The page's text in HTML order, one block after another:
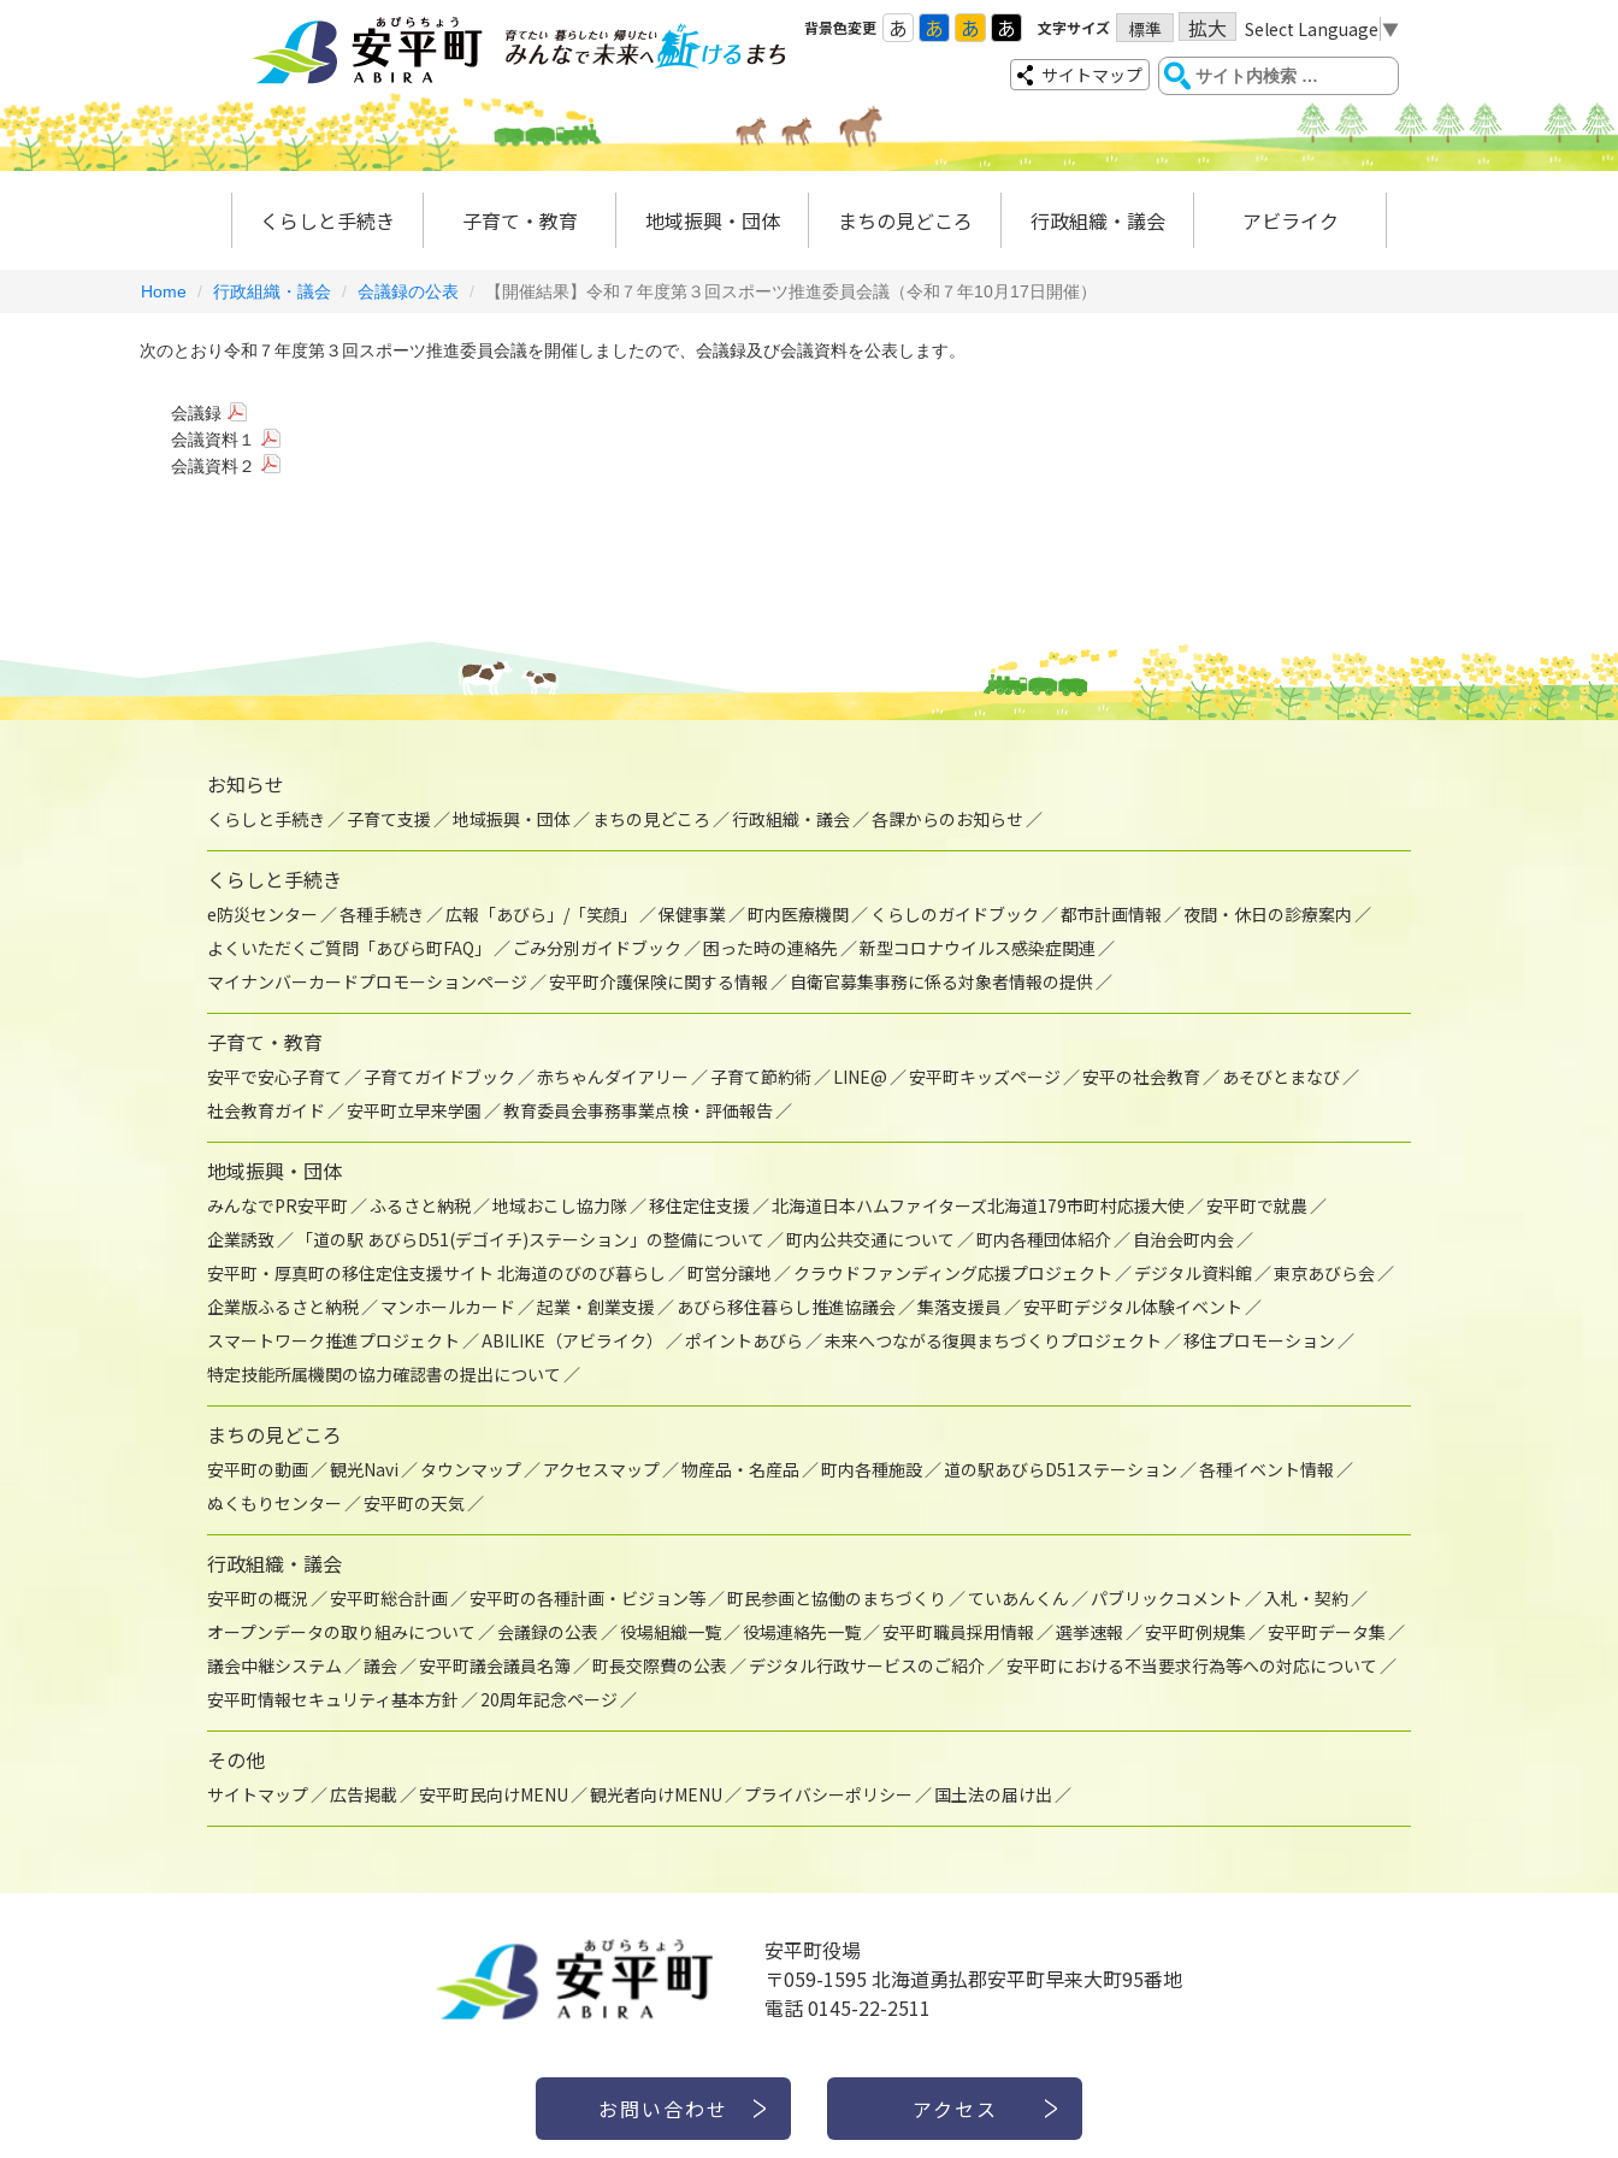
背景色変更 あ あ あ あ 文字サイズ 標準 拡大 Select Language ▼
サイトマップ
くらしと手続き 子育て・教育 地域振興・団体 まちの見どころ 行政組織・議会 アビライク
Home 行政組織・議会 会議録の公表 【開催結果】令和７年度第３回スポーツ推進委員会議（令和７年10月17日開催）
次のとおり令和７年度第３回スポーツ推進委員会議を開催しましたので、会議録及び会議資料を公表します。
会議録
会議資料１
会議資料２
お知らせ
くらしと手続き 子育て支援 地域振興・団体 まちの見どころ 行政組織・議会 各課からのお知らせ
くらしと手続き
e防災センター 各種手続き 広報「あびら」/「笑顔」 保健事業 町内医療機関 くらしのガイドブック 都市計画情報
夜間・休日の診療案内
よくいただくご質問「あびら町FAQ」
ごみ分別ガイドブック 困った時の連絡先
新型コロナウイルス感染症関連
マイナンバーカードプロモーションページ
安平町介護保険に関する情報 自衛官募集事務に係る対象者情報の提供
子育て・教育
安平で安心子育て 子育てガイドブック 赤ちゃんダイアリー 子育て節約術 LINE@ 安平町キッズページ 安平の社会教育
あそびとまなび
社会教育ガイド
安平町立早来学園 教育委員会事務事業点検・評価報告
地域振興・団体
みんなでPR安平町 ふるさと納税 地域おこし協力隊 移住定住支援 北海道日本ハムファイターズ北海道179市町村応援大使
安平町で就農
企業誘致
「道の駅 あびらD51(デゴイチ)ステーション」の整備について 町内公共交通について 町内各種団体紹介
自治会町内会
安平町・厚真町の移住定住支援サイト 北海道のびのび暮らし
町営分譲地 クラウドファンディング応援プロジェクト デジタル資料館
東京あびら会
企業版ふるさと納税
マンホールカード 起業・創業支援 あびら移住暮らし推進協議会 集落支援員
安平町デジタル体験イベント
スマートワーク推進プロジェクト
ABILIKE（アビライク） ポイントあびら 未来へつながる復興まちづくりプロジェクト
移住プロモーション
特定技能所属機関の協力確認書の提出について
まちの見どころ
安平町の動画 観光Navi タウンマップ アクセスマップ 物産品・名産品 町内各種施設 道の駅あびらD51ステーション
各種イベント情報
ぬくもりセンター
安平町の天気
行政組織・議会
安平町の概況 安平町総合計画 安平町の各種計画・ビジョン等 町民参画と協働のまちづくり ていあんくん パブリックコメント
入札・契約
オープンデータの取り組みについて
会議録の公表 役場組織一覧 役場連絡先一覧 安平町職員採用情報 選挙速報 安平町例規集
安平町データ集
議会中継システム
議会 安平町議会議員名簿 町長交際費の公表 デジタル行政サービスのご紹介
安平町における不当要求行為等への対応について
安平町情報セキュリティ基本方針
20周年記念ページ
その他
サイトマップ 広告掲載 安平町民向けMENU 観光者向けMENU プライバシーポリシー 国土法の届け出
安平町役場
〒059-1595 北海道勇払郡安平町早来大町95番地
電話 0145-22-2511
お問い合わせ アクセス